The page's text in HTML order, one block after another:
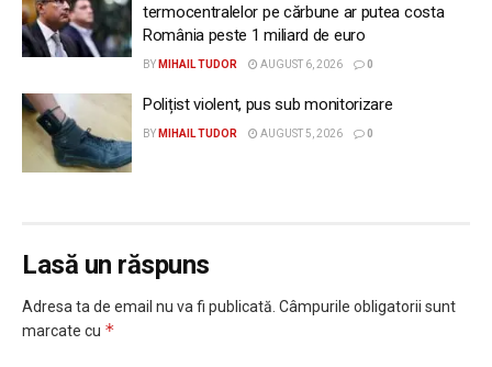
termocentralelor pe cărbune ar putea costa
România peste 1 miliard de euro
BY MIHAIL TUDOR AUGUST 6, 2026 0
Polițist violent, pus sub monitorizare
BY MIHAIL TUDOR AUGUST 5, 2026 0
Lasă un răspuns
Adresa ta de email nu va fi publicată. Câmpurile obligatorii sunt
marcate cu *